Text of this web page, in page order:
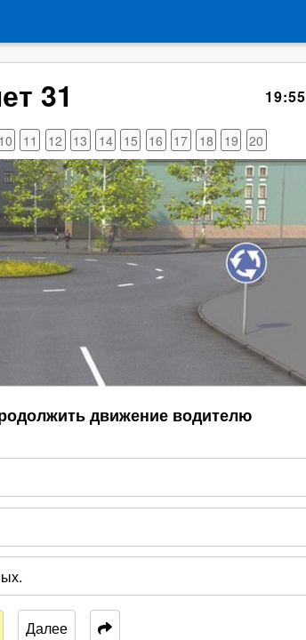
31 19:54
10 11 12 13 14 15 16 17 18 19 20
движение водителю
Далее